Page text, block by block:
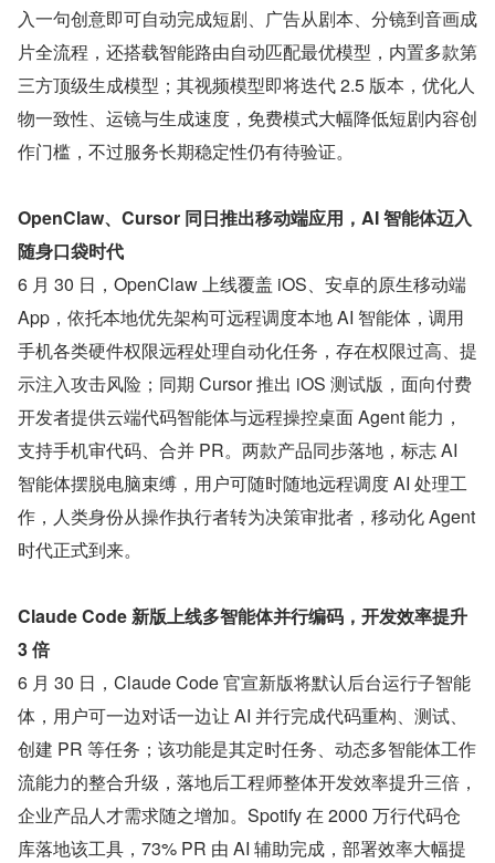
入一句创意即可自动完成短剧、广告从剧本、分镜到音画成
片全流程，还搭载智能路由自动匹配最优模型，内置多款第
三方顶级生成模型；其视频模型即将迭代 2.5 版本，优化人
物一致性、运镜与生成速度，免费模式大幅降低短剧内容创
作门槛，不过服务长期稳定性仍有待验证。
OpenClaw、Cursor 同日推出移动端应用，AI 智能体迈入
随身口袋时代
6 月 30 日，OpenClaw 上线覆盖 iOS、安卓的原生移动端
App，依托本地优先架构可远程调度本地 AI 智能体，调用
手机各类硬件权限远程处理自动化任务，存在权限过高、提
示注入攻击风险；同期 Cursor 推出 iOS 测试版，面向付费
开发者提供云端代码智能体与远程操控桌面 Agent 能力，
支持手机审代码、合并 PR。两款产品同步落地，标志 AI
智能体摆脱电脑束缚，用户可随时随地远程调度 AI 处理工
作，人类身份从操作执行者转为决策审批者，移动化 Agent
时代正式到来。
Claude Code 新版上线多智能体并行编码，开发效率提升
3 倍
6 月 30 日，Claude Code 官宣新版将默认后台运行子智能
体，用户可一边对话一边让 AI 并行完成代码重构、测试、
创建 PR 等任务；该功能是其定时任务、动态多智能体工作
流能力的整合升级，落地后工程师整体开发效率提升三倍，
企业产品人才需求随之增加。Spotify 在 2000 万行代码仓
库落地该工具，73% PR 由 AI 辅助完成，部署效率大幅提